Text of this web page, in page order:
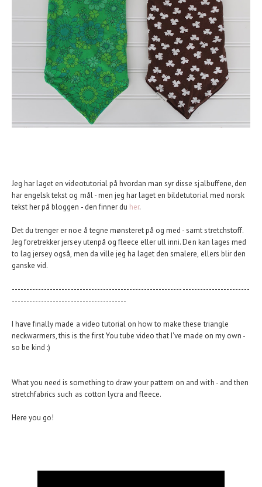
Jeg har laget en videotutorial på hvordan man syr disse sjalbuffene, den
har engelsk tekst og mål - men jeg har laget en bildetutorial med norsk
tekst her på bloggen - den finner du her.
Det du trenger er noe å tegne mønsteret på og med - samt stretchstoff.
Jeg foretrekker jersey utenpå og fleece eller ull inni. Den kan lages med
to lag jersey også, men da ville jeg ha laget den smalere, ellers blir den
ganske vid.
---------------------------------------------------------------------------------
---------------------------------------
I have finally made a video tutorial on how to make these triangle
neckwarmers, this is the first You tube video that I've made on my own -
so be kind :)
What you need is something to draw your pattern on and with - and then
stretchfabrics such as cotton lycra and fleece.
Here you go!